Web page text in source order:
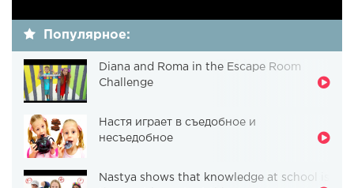
Популярное:
Diana and Roma in the Escape Room
Challenge
Настя играет в съедобное и
несъедобное
Nastya shows that knowledge at school is